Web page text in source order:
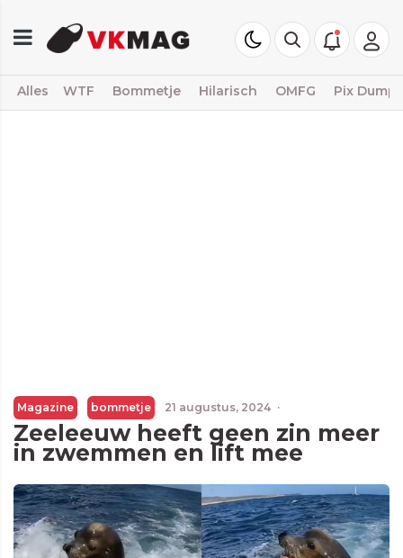
Alles WTF Bommetje Hilarisch OMFG Pix Dump
Magazine bommetje 21 augustus, 2024 ·
Zeeleeuw heeft geen zin meer
in zwemmen en lift mee